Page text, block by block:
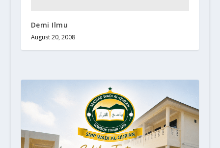
Demi Ilmu
August 20, 2008